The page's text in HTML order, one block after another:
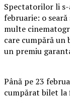
Spectatorilor li
februarie: o
multe
care cumpără un
un premiu
Până pe 23
cumpărat bilet la